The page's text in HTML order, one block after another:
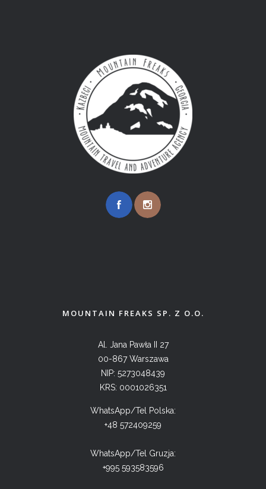
MOUNTAIN FREAKS SP. Z O.O.
Al. Jana Pawła II 27
00-867 Warszawa
NIP: 5273048439
KRS: 0001026351
WhatsApp/Tel Polska:
+48 572409259
WhatsApp/Tel Gruzja:
+995 593583596